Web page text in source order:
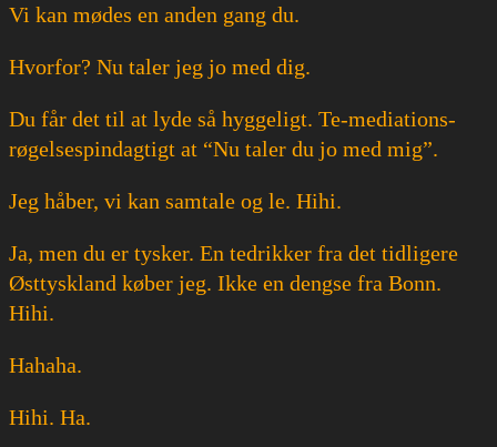
Vi kan mødes en anden gang du.
Hvorfor? Nu taler jeg jo med dig.
Du får det til at lyde så hyggeligt. Te-mediations-
røgelsespindagtigt at “Nu taler du jo med mig”.
Jeg håber, vi kan samtale og le. Hihi.
Ja, men du er tysker. En tedrikker fra det tidligere
Østtyskland køber jeg. Ikke en dengse fra Bonn.
Hihi.
Hahaha.
Hihi. Ha.